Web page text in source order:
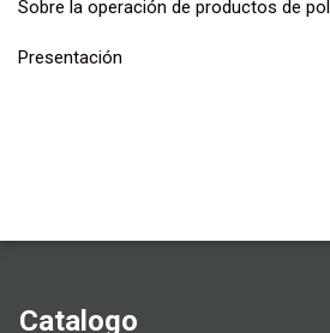
Sobre la operación de productos de
Presentación
Catalogo